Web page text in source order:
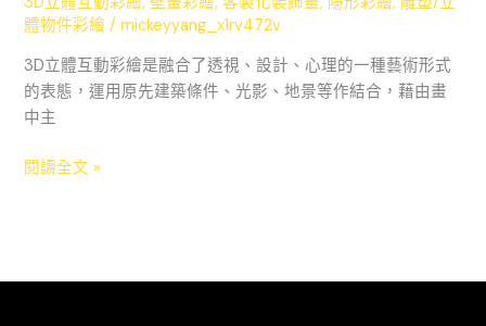
體物件彩繪 /mickeyyang_x1rv472v
3D立體互動彩繪是融合了透視、設計、心理的一種藝術形式
的表態，運用原先建築條件、光影、地景等作結合，藉由畫
中主
互
彩
繪
閱讀全文 »